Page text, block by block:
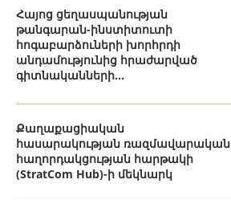
Հայոց ցեղասպանության
թանգարան-ինստիտուտի
հոգաբարձուների խորհրդի
անդամությունից հրաժարված
գիտնականների...
Քաղաքացիական
հասարակության ռազմավարական
հաղորդակցության հարթակի
(StratCom Hub)-ի մեկնարկ